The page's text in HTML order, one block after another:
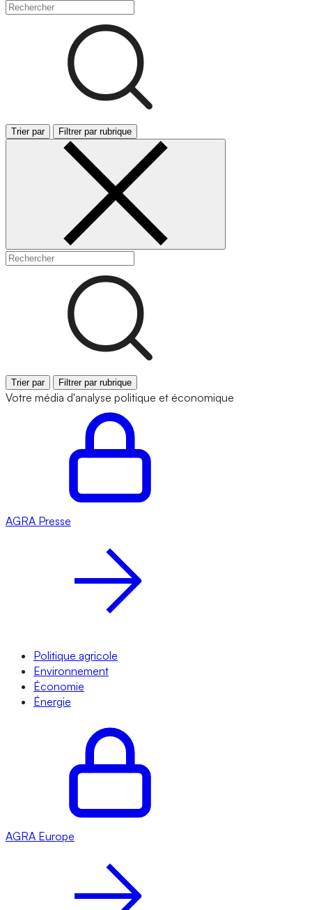
Trier par Filtrer par rubrique
Trier par Filtrer par rubrique
Votre média d'analyse politique et économique
AGRA Presse
Politique agricole
Environnement
Économie
Énergie
AGRA Europe